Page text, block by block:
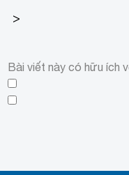
>
Bài viết này có hữu ích